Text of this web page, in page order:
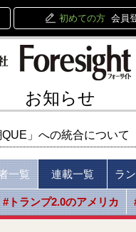
初めての方 会員
お知らせ
」への統合について
一覧 連載一覧 ラ
#トランプ2.0のアメリカ